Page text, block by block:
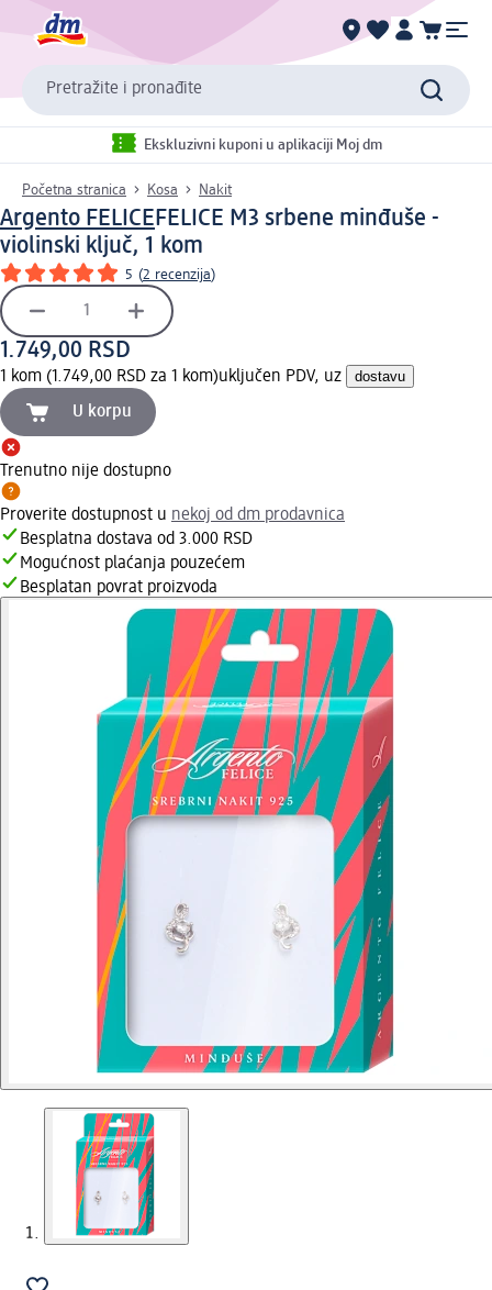
Pretražite i pronađite
Ekskluzivni kuponi u aplikaciji Moj dm
Početna stranica Kosa Nakit
Argento FELICEFELICE M3 srbene minđuše -
violinski ključ, 1 kom
5 (2 recenzija)
1.749,00 RSD
1 kom (1.749,00 RSD za 1 kom)uključen PDV, uz dostavu
U korpu
Trenutno nije dostupno
Proverite dostupnost u nekoj od dm prodavnica
Besplatna dostava od 3.000 RSD
Mogućnost plaćanja pouzećem
Besplatan povrat proizvoda